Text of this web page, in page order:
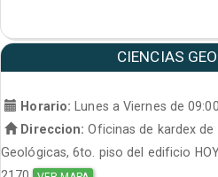
CIENCIAS
Horario: Lunes a Viernes de
Direccion: Oficinas de kardex de
Geológicas, 6to. piso del edificio